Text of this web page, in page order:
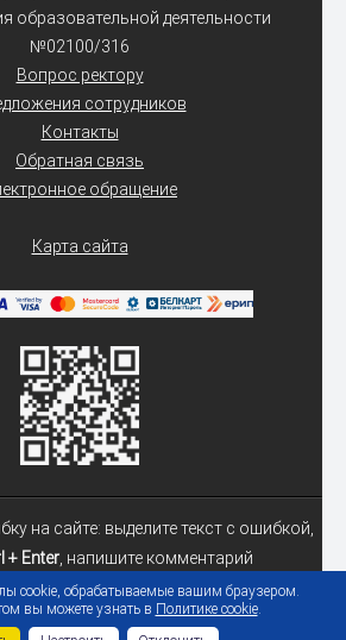
образовательной деятельности
№02100/316
Вопрос ректору
сотрудников
Контакты
Обратная связь
обращение
Карта сайта
на сайте: выделите текст с ошибкой,
+ Enter, напишите комментарий
«Гомельский государственный
cookie, обрабатываемые вашим браузером.
вы можете узнать в Политике cookie.